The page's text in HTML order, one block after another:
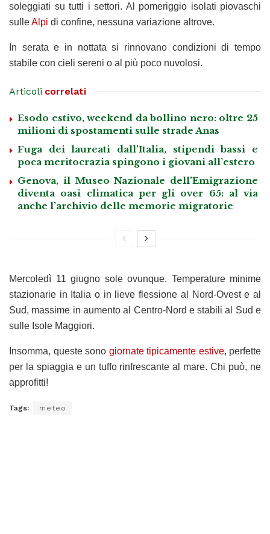
soleggiati su tutti i settori. Al pomeriggio isolati piovaschi
sulleAlpi di confine, nessuna variazione altrove.
In serata e in nottata si rinnovano condizioni di tempo
stabile con cieli sereni o al più poco nuvolosi.
Articoli correlati
Esodo estivo, weekend da bollino nero: oltre 25
milioni di spostamenti sulle strade Anas
Fuga dei laureati dall’Italia, stipendi bassi e
poca meritocrazia spingono i giovani all’estero
Genova, il Museo Nazionale dell’Emigrazione
diventa oasi climatica per gli over 65: al via
anche l’archivio delle memorie migratorie
Mercoledì 11 giugno sole ovunque. Temperature minime
stazionarie in Italia o in lieve flessione al Nord-Ovest e al
Sud, massime in aumento al Centro-Nord e stabili al Sud e
sulle Isole Maggiori.
Insomma, queste sono giornate tipicamente estive, perfette
per la spiaggia e un tuffo rinfrescante al mare. Chi può, ne
approfitti!
Tags: meteo